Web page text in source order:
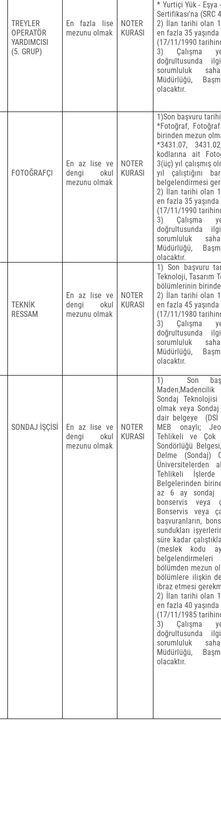
TREYLER
OPERATÖR
YARDIMCISI
(5. GRUP)
En fazla lise
mezunu olmak
NOTER
KURASI
* Yurtiçi Yük - Eşya
Sertifikası'na (SRC
2) İlan tarihi olan
en fazla 35
(17/11/1990
3) Çalışma
doğrultusunda
sorumluluk
Müdürlüğü,
olacaktır.
FOTOĞRAFÇI
En az lise ve
dengi okul
mezunu olmak
NOTER
KURASI
1)Son başvuru
*Fotoğraf,
birinden mezun
*3431.07,
kodlarına ait
3(üç) yıl çalışmış
yıl çalıştığını
belgelendirmesi
2) İlan tarihi olan
en fazla 35
(17/11/1990
3) Çalışma
doğrultusunda
sorumluluk
Müdürlüğü,
olacaktır.
TEKNİK
RESSAM
En az lise ve
dengi okul
mezunu olmak
NOTER
KURASI
1) Son başvuru
Teknoloji, Tasarım
bölümlerinin
2) İlan tarihi olan
en fazla 45
(17/11/1980
3) Çalışma
doğrultusunda
sorumluluk
Müdürlüğü,
olacaktır.
SONDAJ İŞÇİSİ
En az lise ve
dengi okul
mezunu olmak
NOTER
KURASI
1)
Son
Maden,Madencilik
Sondaj Teknolojisi
olmak veya
dair belgeye
MEB onaylı;
Tehlikeli ve Çok
Sondörlüğü
Delme (Sondaj)
Üniversitelerden
Tehlikeli
Belgelerinden
az 6 ay sondaj
bonservis veya
Bonservis veya
başvuranların,
sundukları
süre kadar
(meslek kodu
belgelendirmeleri
bölümden mezun
bölümlere ilişkin
ibraz etmesi
2) İlan tarihi olan
en fazla 40
(17/11/1985
3) Çalışma
doğrultusunda
sorumluluk
Müdürlüğü,
olacaktır.